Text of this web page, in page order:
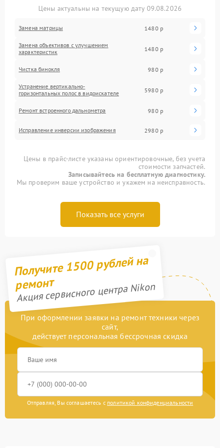
Цены актуальны на текущую дату 09.08.2026
Замена матрицы 1480 р
Замена объективов с улучшением
характеристик
1480 р
Чистка бинокля 980 р
Устранение вертикально-
горизонтальных полос в видоискателе
5980 р
Ремонт встроенного дальнометра 980 р
Исправление инверсии изображения 2980 р
Цены в прайс-листе указаны ориентировочные, без учета
стоимости запчастей.
Записывайтесь на бесплатную диагностику.
Мы проверим ваше устройство и укажем на неисправность.
Показать все услуги
Получите 1500 рублей на
ремонт
Акция сервисного центра Nikon
При оформлении заявки на ремонт техники через
сайт,
действует персональная бессрочная скидка
Отправляя, Вы соглашаетесь с политикой конфиденциальности